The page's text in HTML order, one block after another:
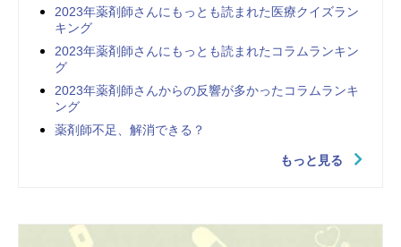
2023年薬剤師さんにもっとも読まれた医療クイズラン
キング
2023年薬剤師さんにもっとも読まれたコラムランキン
グ
2023年薬剤師さんからの反響が多かったコラムランキ
ング
薬剤師不足、解消できる？
もっと見る